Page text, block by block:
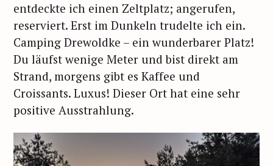
entdeckte ich einen Zeltplatz; angerufen,
reserviert. Erst im Dunkeln trudelte ich ein.
Camping Drewoldke – ein wunderbarer Platz!
Du läufst wenige Meter und bist direkt am
Strand, morgens gibt es Kaffee und
Croissants. Luxus! Dieser Ort hat eine sehr
positive Ausstrahlung.